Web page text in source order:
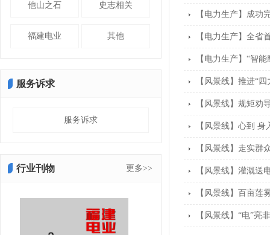
他山之石 史志相关
福建电业 其他
服务诉求
服务诉求
更多>>
行业刊物
【电力生产】成功
【电力生产】全省
【电力生产】“智
【风景线】推进“
【风景线】规矩劝
【风景线】心到
【风景线】走实群
【风景线】灌溉送
【风景线】百亩莲
【风景线】“电”亮